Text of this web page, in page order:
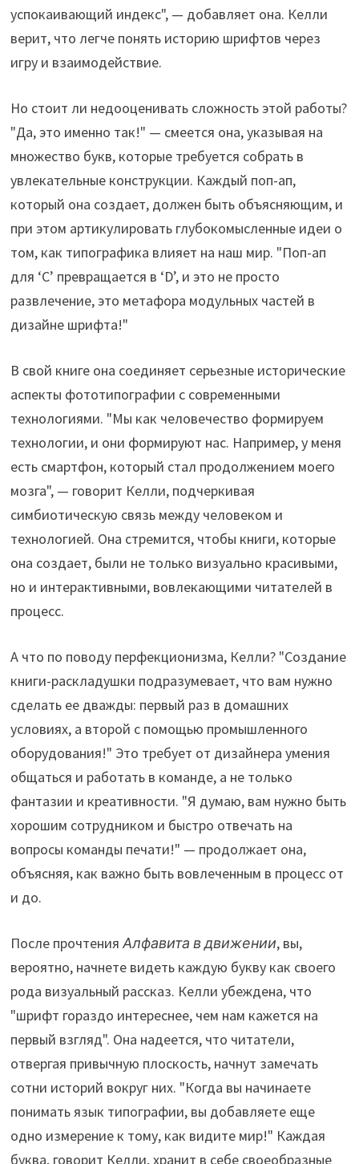
успокаивающий индекс", — добавляет она. Келли
верит, что легче понять историю шрифтов через
игру и взаимодействие.
Но стоит ли недооценивать сложность этой работы?
"Да, это именно так!" — смеется она, указывая на
множество букв, которые требуется собрать в
увлекательные конструкции. Каждый поп-ап,
который она создает, должен быть объясняющим, и
при этом артикулировать глубокомысленные идеи о
том, как типографика влияет на наш мир. "Поп-ап
для ‘C’ превращается в ‘D’, и это не просто
развлечение, это метафора модульных частей в
дизайне шрифта!"
В свой книге она соединяет серьезные исторические
аспекты фототипографии с современными
технологиями. "Мы как человечество формируем
технологии, и они формируют нас. Например, у меня
есть смартфон, который стал продолжением моего
мозга", — говорит Келли, подчеркивая
симбиотическую связь между человеком и
технологией. Она стремится, чтобы книги, которые
она создает, были не только визуально красивыми,
но и интерактивными, вовлекающими читателей в
процесс.
А что по поводу перфекционизма, Келли? "Создание
книги-раскладушки подразумевает, что вам нужно
сделать ее дважды: первый раз в домашних
условиях, а второй с помощью промышленного
оборудования!" Это требует от дизайнера умения
общаться и работать в команде, а не только
фантазии и креативности. "Я думаю, вам нужно быть
хорошим сотрудником и быстро отвечать на
вопросы команды печати!" — продолжает она,
объясняя, как важно быть вовлеченным в процесс от
и до.
После прочтенияАлфавита в движении, вы,
вероятно, начнете видеть каждую букву как своего
рода визуальный рассказ. Келли убеждена, что
"шрифт гораздо интереснее, чем нам кажется на
первый взгляд". Она надеется, что читатели,
отвергая привычную плоскость, начнут замечать
сотни историй вокруг них. "Когда вы начинаете
понимать язык типографии, вы добавляете еще
одно измерение к тому, как видите мир!" Каждая
буква, говорит Келли, хранит в себе своеобразные